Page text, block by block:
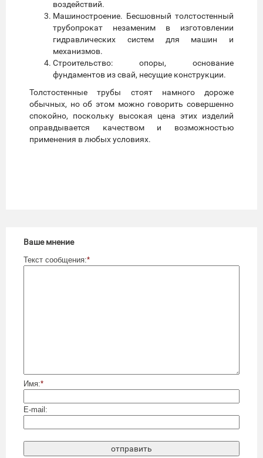
воздействий.
Машиностроение. Бесшовный толстостенный
трубопрокат незаменим в изготовлении
гидравлических систем для машин и
механизмов.
Строительство: опоры, основание
фундаментов из свай, несущие конструкции.
Толстостенные трубы стоят намного дороже
обычных, но об этом можно говорить совершенно
спокойно, поскольку высокая цена этих изделий
оправдывается качеством и возможностью
применения в любых условиях.
Ваше мнение
Текст сообщения:*
Имя:*
E-mail: